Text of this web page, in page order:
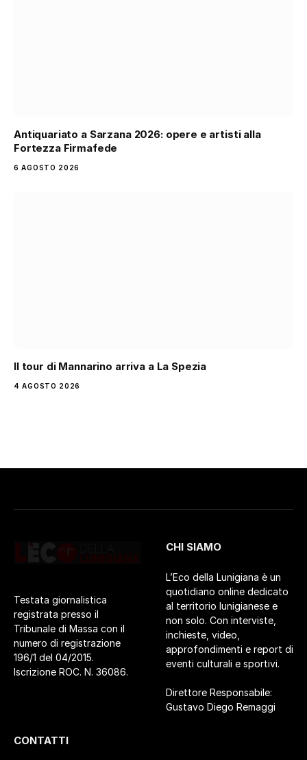
Antiquariato a Sarzana 2026: opere e artisti alla
Fortezza Firmafede
6 AGOSTO 2026
Il tour di Mannarino arriva a La Spezia
4 AGOSTO 2026
Testata giornalistica
registrata presso il
Tribunale di Massa con il
numero di registrazione
196/1 del 04/2015.
Iscrizione ROC. N. 36086.
CHI SIAMO
L’Eco della Lunigiana è un
quotidiano online dedicato
al territorio lunigianese e
non solo. Con interviste,
inchieste, video,
approfondimenti e report di
eventi culturali e sportivi.
Direttore Responsabile:
Gustavo Diego Remaggi
CONTATTI